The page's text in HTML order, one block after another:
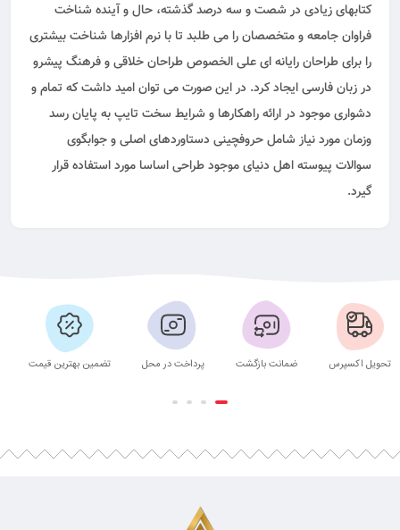
کتابهای زیادی در شصت و سه درصد گذشته، حال و آینده شناخت
فراوان جامعه و متخصصان را می طلبد تا با نرم افزارها شناخت بیشتری
را برای طراحان رایانه ای علی الخصوص طراحان خلاقی و فرهنگ پیشرو
در زبان فارسی ایجاد کرد. در این صورت می توان امید داشت که تمام و
دشواری موجود در ارائه راهکارها و شرایط سخت تایپ به پایان رسد
وزمان مورد نیاز شامل حروفچینی دستاوردهای اصلی و جوابگوی
سوالات پیوسته اهل دنیای موجود طراحی اساسا مورد استفاده قرار
گیرد.
تحویل اکسپرس ضمانت بازگشت پرداخت در محل تضمین بهترین قیمت